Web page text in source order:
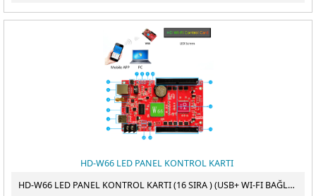
HD-W66 LED PANEL KONTROL KARTI
HD-W66 LED PANEL KONTROL KARTI (16 SIRA ) (USB+ WI-FI BAĞLANTI ) (512 X 2048 PİKSEL )